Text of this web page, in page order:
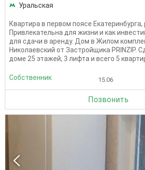
Уральская
Квартира в первом поясе
Привлекательна для жизни и как
для сдачи в аренду. Дом в Жилом
Николаевский от Застройщика PRINZIP.
доме 25 этажей, 3 лифта и всего 5
Собственник 15.06
Позвонить